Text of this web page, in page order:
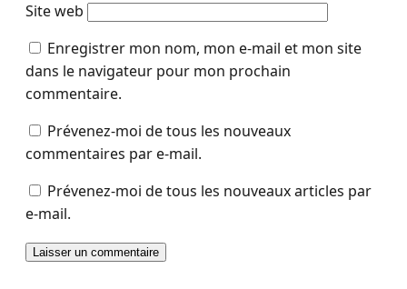
Site web
Enregistrer mon nom, mon e-mail et mon site
dans le navigateur pour mon prochain
commentaire.
Prévenez-moi de tous les nouveaux
commentaires par e-mail.
Prévenez-moi de tous les nouveaux articles par
e-mail.